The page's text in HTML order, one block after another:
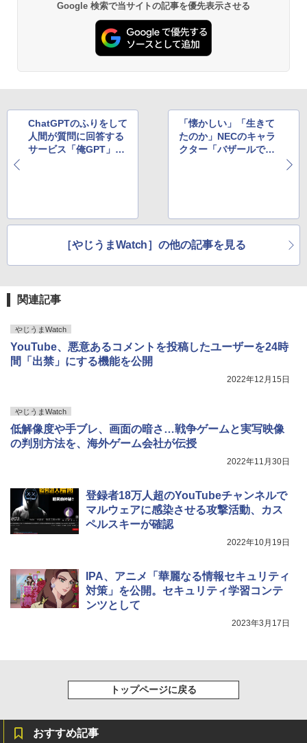
Google 検索で当サイトの記事を優先表示させる
ChatGPTのふりをして
人間が質問に回答する
サービス「俺GPT」、
「懐かしい」「生きて
たのか」NECのキャラ
クター「バザールでご
［やじうまWatch］の他の記事を見る
関連記事
やじうまWatch
YouTube、悪意あるコメントを投稿したユーザーを24時
間「出禁」にする機能を公開
2022年12月15日
やじうまWatch
低解像度や手ブレ、画面の暗さ…戦争ゲームと実写映像
の判別方法を、海外ゲーム会社が伝授
2022年11月30日
登録者18万人超のYouTubeチャンネルで
マルウェアに感染させる攻撃活動、カス
ペルスキーが確認
2022年10月19日
IPA、アニメ「華麗なる情報セキュリティ
対策」を公開。セキュリティ学習コンテ
ンツとして
2023年3月17日
トップページに戻る
おすすめ記事